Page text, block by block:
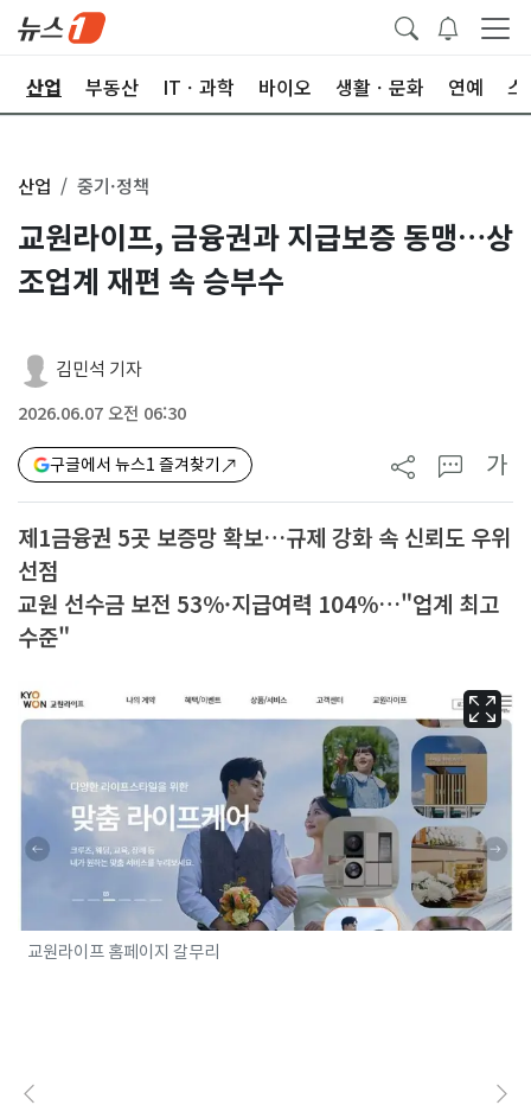
산업 부동산 ITㆍ과학 바이오 생활ㆍ문화 연예 스
산업 중기·정책
교원라이프, 금융권과 지급보증 동맹…상
조업계 재편 속 승부수
김민석 기자
2026.06.07 오전 06:30
구글에서 뉴스1 즐겨찾기 가
제1금융권 5곳 보증망 확보…규제 강화 속 신뢰도 우위
선점
교원 선수금 보전 53%·지급여력 104%…"업계 최고
수준"
교원라이프 홈페이지 갈무리